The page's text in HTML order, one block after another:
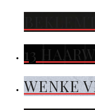
13
WENKE